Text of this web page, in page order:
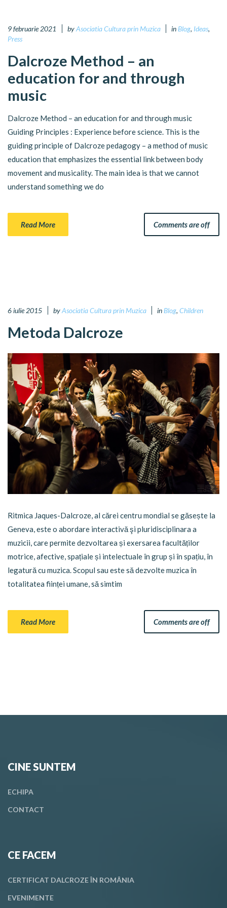
9 februarie 2021 byAsociatia Cultura prin Muzica in Blog, Ideas,
Press
Dalcroze Method – an
education for and through
music
Dalcroze Method – an education for and through music
Guiding Principles : Experience before science. This is the
guiding principle of Dalcroze pedagogy – a method of music
education that emphasizes the essential link between body
movement and musicality. The main idea is that we cannot
understand something we do
Read More Comments are off
6 iulie 2015 byAsociatia Cultura prin Muzica in Blog, Children
Metoda Dalcroze
Ritmica Jaques-Dalcroze, al cărei centru mondial se găsește la
Geneva, este o abordare interactivă şi pluridisciplinara a
muzicii, care permite dezvoltarea și exersarea facultăților
motrice, afective, spațiale și intelectuale în grup și în spațiu, în
legatură cu muzica. Scopul sau este să dezvolte muzica în
totalitatea ființei umane, să simtim
Read More Comments are off
CINE SUNTEM
ECHIPA
CONTACT
CE FACEM
CERTIFICAT DALCROZE ÎN ROMÂNIA
EVENIMENTE